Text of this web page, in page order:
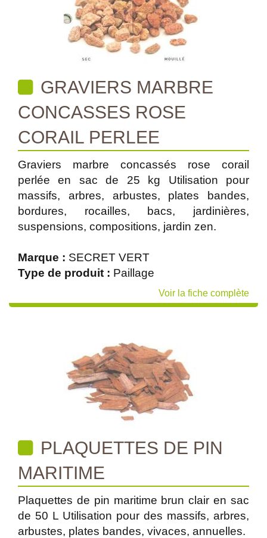
GRAVIERS MARBRE
CONCASSES ROSE
CORAIL PERLEE
Graviers marbre concassés rose corail
perlée en sac de 25 kg Utilisation pour
massifs, arbres, arbustes, plates bandes,
bordures, rocailles, bacs, jardinières,
suspensions, compositions, jardin zen.
Marque : SECRET VERT
Type de produit : Paillage
Voir la fiche complète
PLAQUETTES DE PIN
MARITIME
Plaquettes de pin maritime brun clair en sac
de 50 L Utilisation pour des massifs, arbres,
arbustes, plates bandes, vivaces, annuelles.